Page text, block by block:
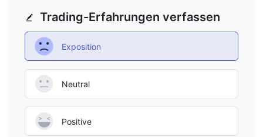
Trading-Erfahrungen verfassen
Exposition
Neutral
Positive